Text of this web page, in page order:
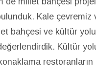
Kale çevremiz
bahçesi ve kültür yolu
Kültür
restoranların